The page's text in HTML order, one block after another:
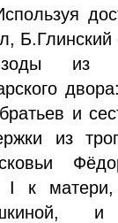
из
и
из
I к матери,
и